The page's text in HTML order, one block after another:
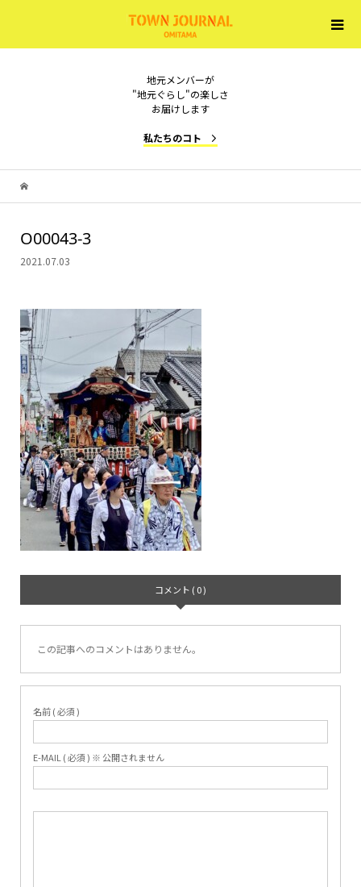
地元メンバーが
"地元ぐらし"の楽しさ
お届けします
私たちのコト
O00043-3
2021.07.03
コメント ( 0 )
この記事へのコメントはありません。
名前 ( 必須 )
E-MAIL ( 必須 ) ※ 公開されません